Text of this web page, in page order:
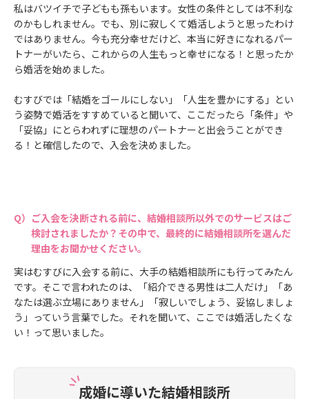
私はバツイチで子どもも孫もいます。女性の条件としては不利な
のかもしれません。でも、別に寂しくて婚活しようと思ったわけ
ではありません。今も充分幸せだけど、本当に好きになれるパー
トナーがいたら、これからの人生もっと幸せになる！と思ったか
ら婚活を始めました。
むすびでは「結婚をゴールにしない」「人生を豊かにする」とい
う姿勢で婚活をすすめていると聞いて、ここだったら「条件」や
「妥協」にとらわれずに理想のパートナーと出会うことができ
る！と確信したので、入会を決めました。
ご入会を決断される前に、結婚相談所以外でのサービスはご
検討されましたか？その中で、最終的に結婚相談所を選んだ
理由をお聞かせください。
実はむすびに入会する前に、大手の結婚相談所にも行ってみたん
です。そこで言われたのは、「紹介できる男性は二人だけ」「あ
なたは選ぶ立場にありません」「寂しいでしょう、妥協しましょ
う」っていう言葉でした。それを聞いて、ここでは婚活したくな
い！って思いました。
成婚に導いた結婚相談所